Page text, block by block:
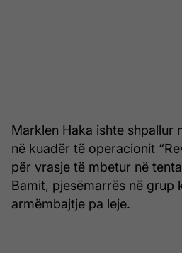
Marklen Haka ishte shpallur
në kuadër të operacionit
për vrasje të mbetur në
Bamit, pjesëmarrës në grup
armëmbajtje pa leje.